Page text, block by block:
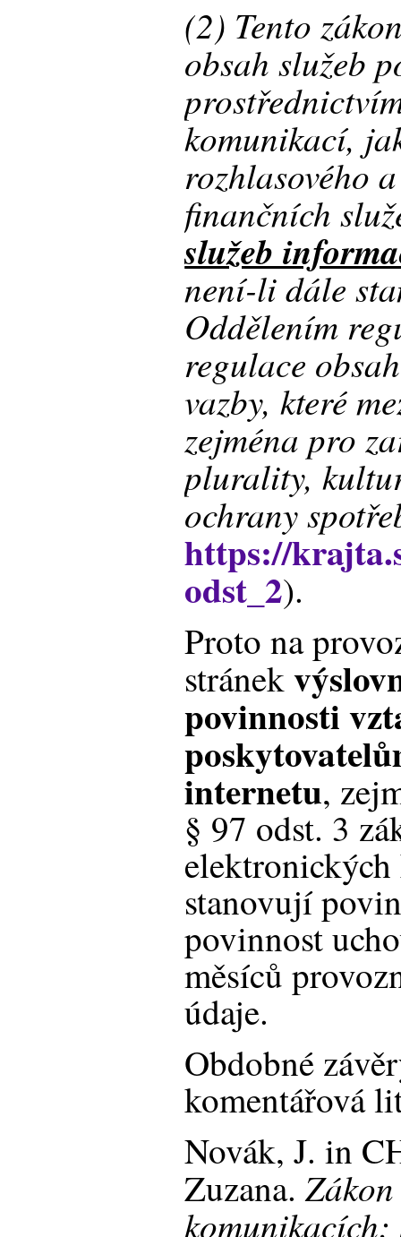
(2) Tento
obsah služeb
komunikací,
rozhlasového
finančních
služeb
není-li dále
Oddělením
regulace
vazby, které
zejména pro
plurality,
ochrany
https://
odst_2).
Proto na
stránek
povinnosti
internetu,
§ 97 odst. 3
stanovují
povinnost
měsíců
údaje.
Obdobné
komentářová
Novák, J. in
Zuzana.
komunikacích: